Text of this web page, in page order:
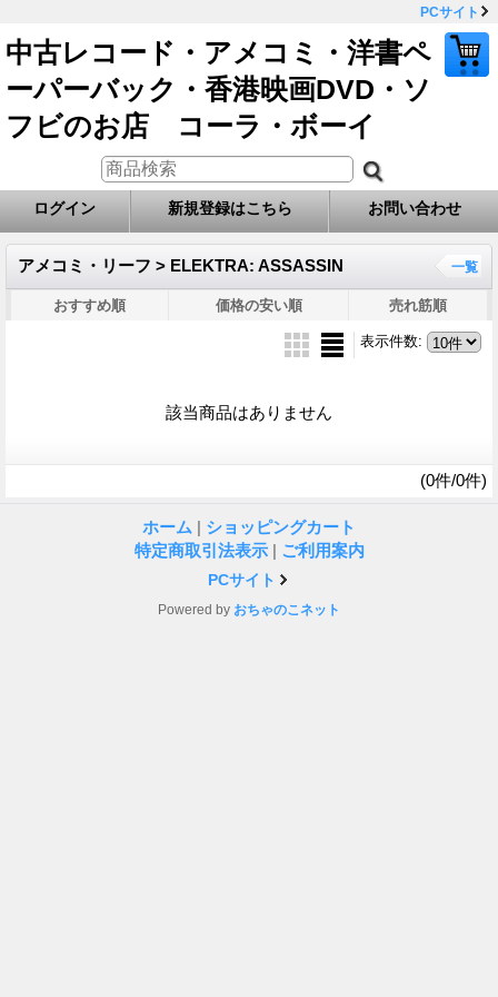
PCサイト
中古レコード・アメコミ・洋書ペ
ーパーバック・香港映画DVD・ソ
フビのお店 コーラ・ボーイ
ログイン 新規登録はこちら お問い合わせ
アメコミ・リーフ > ELEKTRA: ASSASSIN 一覧
おすすめ順 価格の安い順 売れ筋順
表示件数:
該当商品はありません
(0件/0件)
ホーム | ショッピングカート
特定商取引法表示 | ご利用案内
PCサイト
Powered by おちゃのこネット